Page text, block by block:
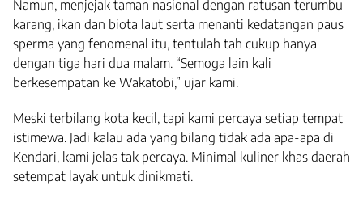
Namun, menjejak taman nasional dengan ratusan terumbu
karang, ikan dan biota laut serta menanti kedatangan paus
sperma yang fenomenal itu, tentulah tah cukup hanya
dengan tiga hari dua malam. “Semoga lain kali
berkesempatan ke Wakatobi,” ujar kami.
Meski terbilang kota kecil, tapi kami percaya setiap tempat
istimewa. Jadi kalau ada yang bilang tidak ada apa-apa di
Kendari, kami jelas tak percaya. Minimal kuliner khas daerah
setempat layak untuk dinikmati.